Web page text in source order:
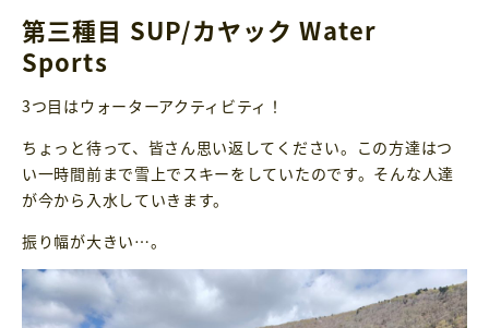
第三種目 SUP/カヤック Water
Sports
3つ目はウォーターアクティビティ！
ちょっと待って、皆さん思い返してください。この方達はつ
い一時間前まで雪上でスキーをしていたのです。そんな人達
が今から入水していきます。
振り幅が大きい…。